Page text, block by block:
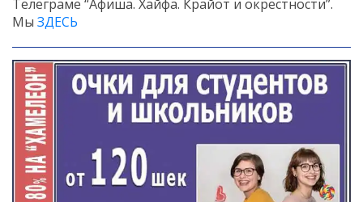
Телеграме “Афиша. Хайфа. Крайот и окрестности”.
Мы ЗДЕСЬ